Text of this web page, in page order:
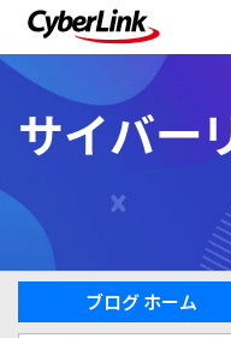
サイバー
ブログ ホーム